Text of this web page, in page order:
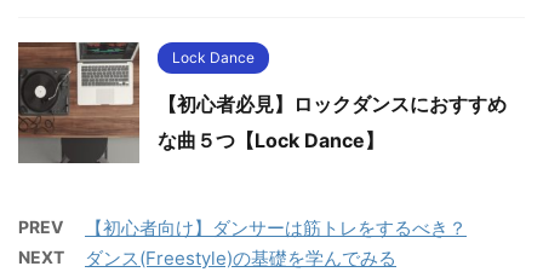
Lock Dance
【初心者必見】ロックダンスにおすすめ
な曲５つ【Lock Dance】
PREV 【初心者向け】ダンサーは筋トレをするべき？
NEXT ダンス(Freestyle)の基礎を学んでみる